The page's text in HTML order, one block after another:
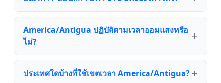
America/Antigua ปฏิบัติตามเวลาออมแสงหรือ
ไม่?
ประเทศใดบ้างที่ใช้เขตเวลา America/Antigua?